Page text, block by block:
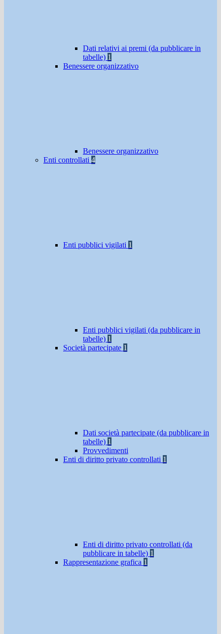
Dati relativi ai premi (da pubblicare in
tabelle) 1
Benessere organizzativo
Benessere organizzativo
Enti controllati 4
Enti pubblici vigilati 1
Enti pubblici vigilati (da pubblicare in
tabelle) 1
Società partecipate 1
Dati società partecipate (da pubblicare in
tabelle) 1
Provvedimenti
Enti di diritto privato controllati 1
Enti di diritto privato controllati (da
pubblicare in tabelle) 1
Rappresentazione grafica 1